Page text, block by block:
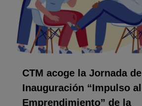
CTM acoge la Jornada de
Inauguración “Impulso al
Emprendimiento” de la